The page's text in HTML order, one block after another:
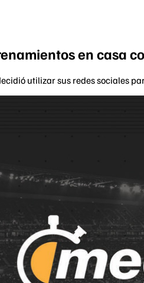
en casa
utilizar sus redes sociales